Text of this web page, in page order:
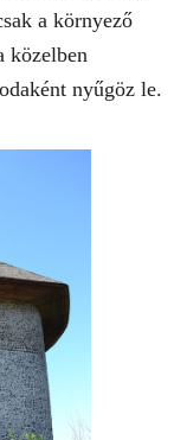
a környező
közelben
nyűgöz le.